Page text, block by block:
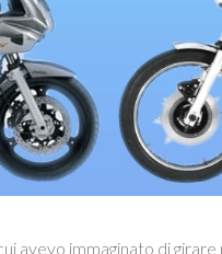
avevo immaginato di